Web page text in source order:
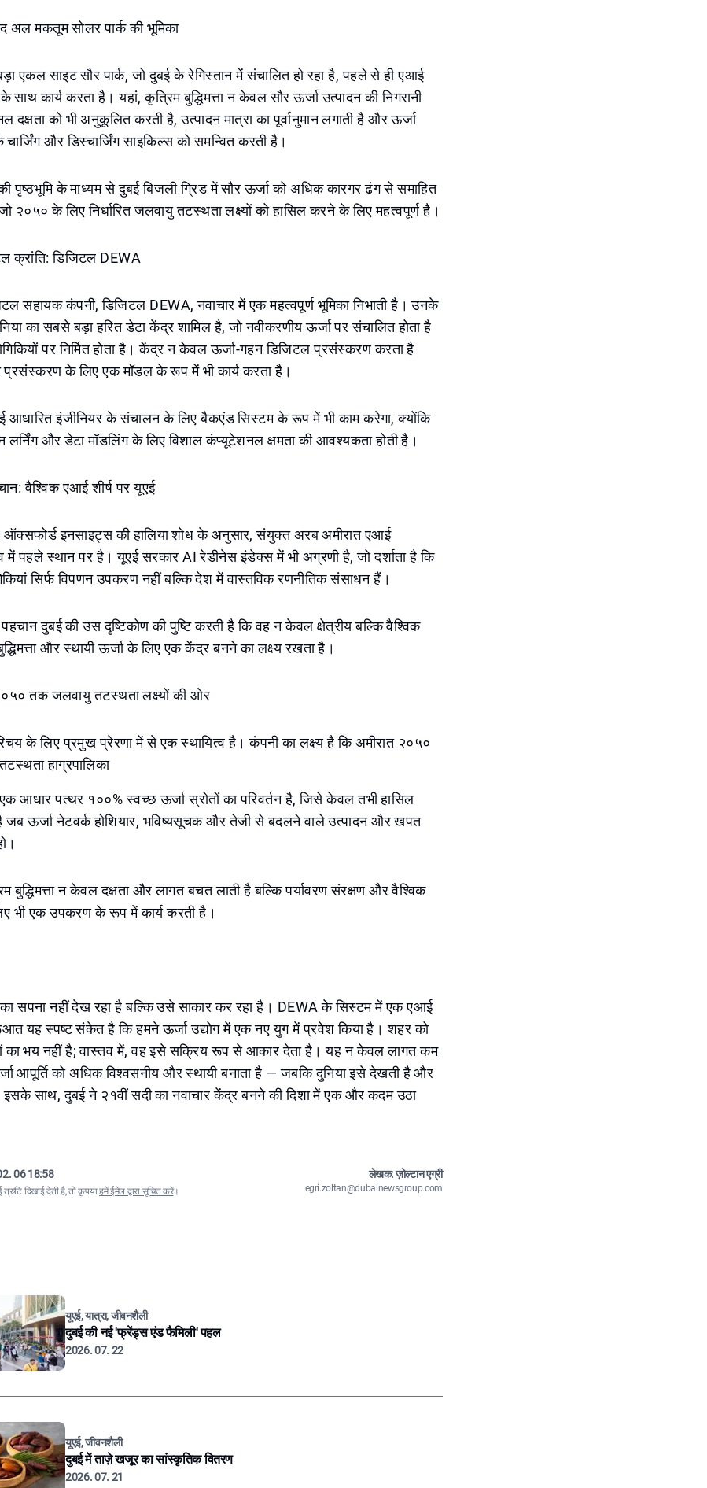
अल मकतूम सोलर पार्क की भूमिका
एकल साइट सौर पार्क, जो दुबई के रेगिस्तान में संचालित हो रहा है, पहले से ही एआई
साथ कार्य करता है। यहां, कृत्रिम बुद्धिमत्ता न केवल सौर ऊर्जा उत्पादन की निगरानी
दक्षता को भी अनुकूलित करती है, उत्पादन मात्रा का पूर्वानुमान लगाती है और ऊर्जा
और डिस्चार्जिंग साइकिल्स को समन्वित करती है।
पृष्ठभूमि के माध्यम से दुबई बिजली ग्रिड में सौर ऊर्जा को अधिक कारगर ढंग से समाहित
२०५० के लिए निर्धारित जलवायु तटस्थता लक्ष्यों को हासिल करने के लिए महत्वपूर्ण है।
क्रांति: डिजिटल DEWA
सहायक कंपनी, डिजिटल DEWA, नवाचार में एक महत्वपूर्ण भूमिका निभाती है। उनके
का सबसे बड़ा हरित डेटा केंद्र शामिल है, जो नवीकरणीय ऊर्जा पर संचालित होता है
पर निर्मित होता है। केंद्र न केवल ऊर्जा-गहन डिजिटल प्रसंस्करण करता है
प्रसंस्करण के लिए एक मॉडल के रूप में भी कार्य करता है।
आधारित इंजीनियर के संचालन के लिए बैकएंड सिस्टम के रूप में भी काम करेगा, क्योंकि
लर्निंग और डेटा मॉडलिंग के लिए विशाल कंप्यूटेशनल क्षमता की आवश्यकता होती है।
वैश्विक एआई शीर्ष पर यूएई
इनसाइट्स की हालिया शोध के अनुसार, संयुक्त अरब अमीरात एआई
में पहले स्थान पर है। यूएई सरकार AI रेडीनेस इंडेक्स में भी अग्रणी है, जो दर्शाता है कि
सिर्फ विपणन उपकरण नहीं बल्कि देश में वास्तविक रणनीतिक संसाधन हैं।
दुबई की उस दृष्टिकोण की पुष्टि करती है कि वह न केवल क्षेत्रीय बल्कि वैश्विक
और स्थायी ऊर्जा के लिए एक केंद्र बनने का लक्ष्य रखता है।
तक जलवायु तटस्थता लक्ष्यों की ओर
के लिए प्रमुख प्रेरणा में से एक स्थायित्व है। कंपनी का लक्ष्य है कि अमीरात २०५०
हाग्रपालिका
आधार पत्थर १००% स्वच्छ ऊर्जा स्रोतों का परिवर्तन है, जिसे केवल तभी हासिल
जब ऊर्जा नेटवर्क होशियार, भविष्यसूचक और तेजी से बदलने वाले उत्पादन और खपत
बुद्धिमत्ता न केवल दक्षता और लागत बचत लाती है बल्कि पर्यावरण संरक्षण और वैश्विक
भी एक उपकरण के रूप में कार्य करती है।
का सपना नहीं देख रहा है बल्कि उसे साकार कर रहा है। DEWA के सिस्टम में एक एआई
यह स्पष्ट संकेत है कि हमने ऊर्जा उद्योग में एक नए युग में प्रवेश किया है। शहर को
का भय नहीं है; वास्तव में, वह इसे सक्रिय रूप से आकार देता है। यह न केवल लागत कम
आपूर्ति को अधिक विश्वसनीय और स्थायी बनाता है — जबकि दुनिया इसे देखती है और
साथ, दुबई ने २१वीं सदी का नवाचार केंद्र बनने की दिशा में एक और कदम उठा
06 18:58
दिखाई देती है, तो कृपयाहमें ईमेल द्वारा सूचित करें।
लेखक: ज़ोल्टान एग्री
egri.zoltan@dubainewsgroup.com
यूएई, यात्रा, जीवनशैली
दुबई की नई 'फ्रेंड्स एंड फैमिली' पहल
2026. 07. 22
यूएई, जीवनशैली
दुबई में ताज़े खजूर का सांस्कृतिक वितरण
2026. 07. 21